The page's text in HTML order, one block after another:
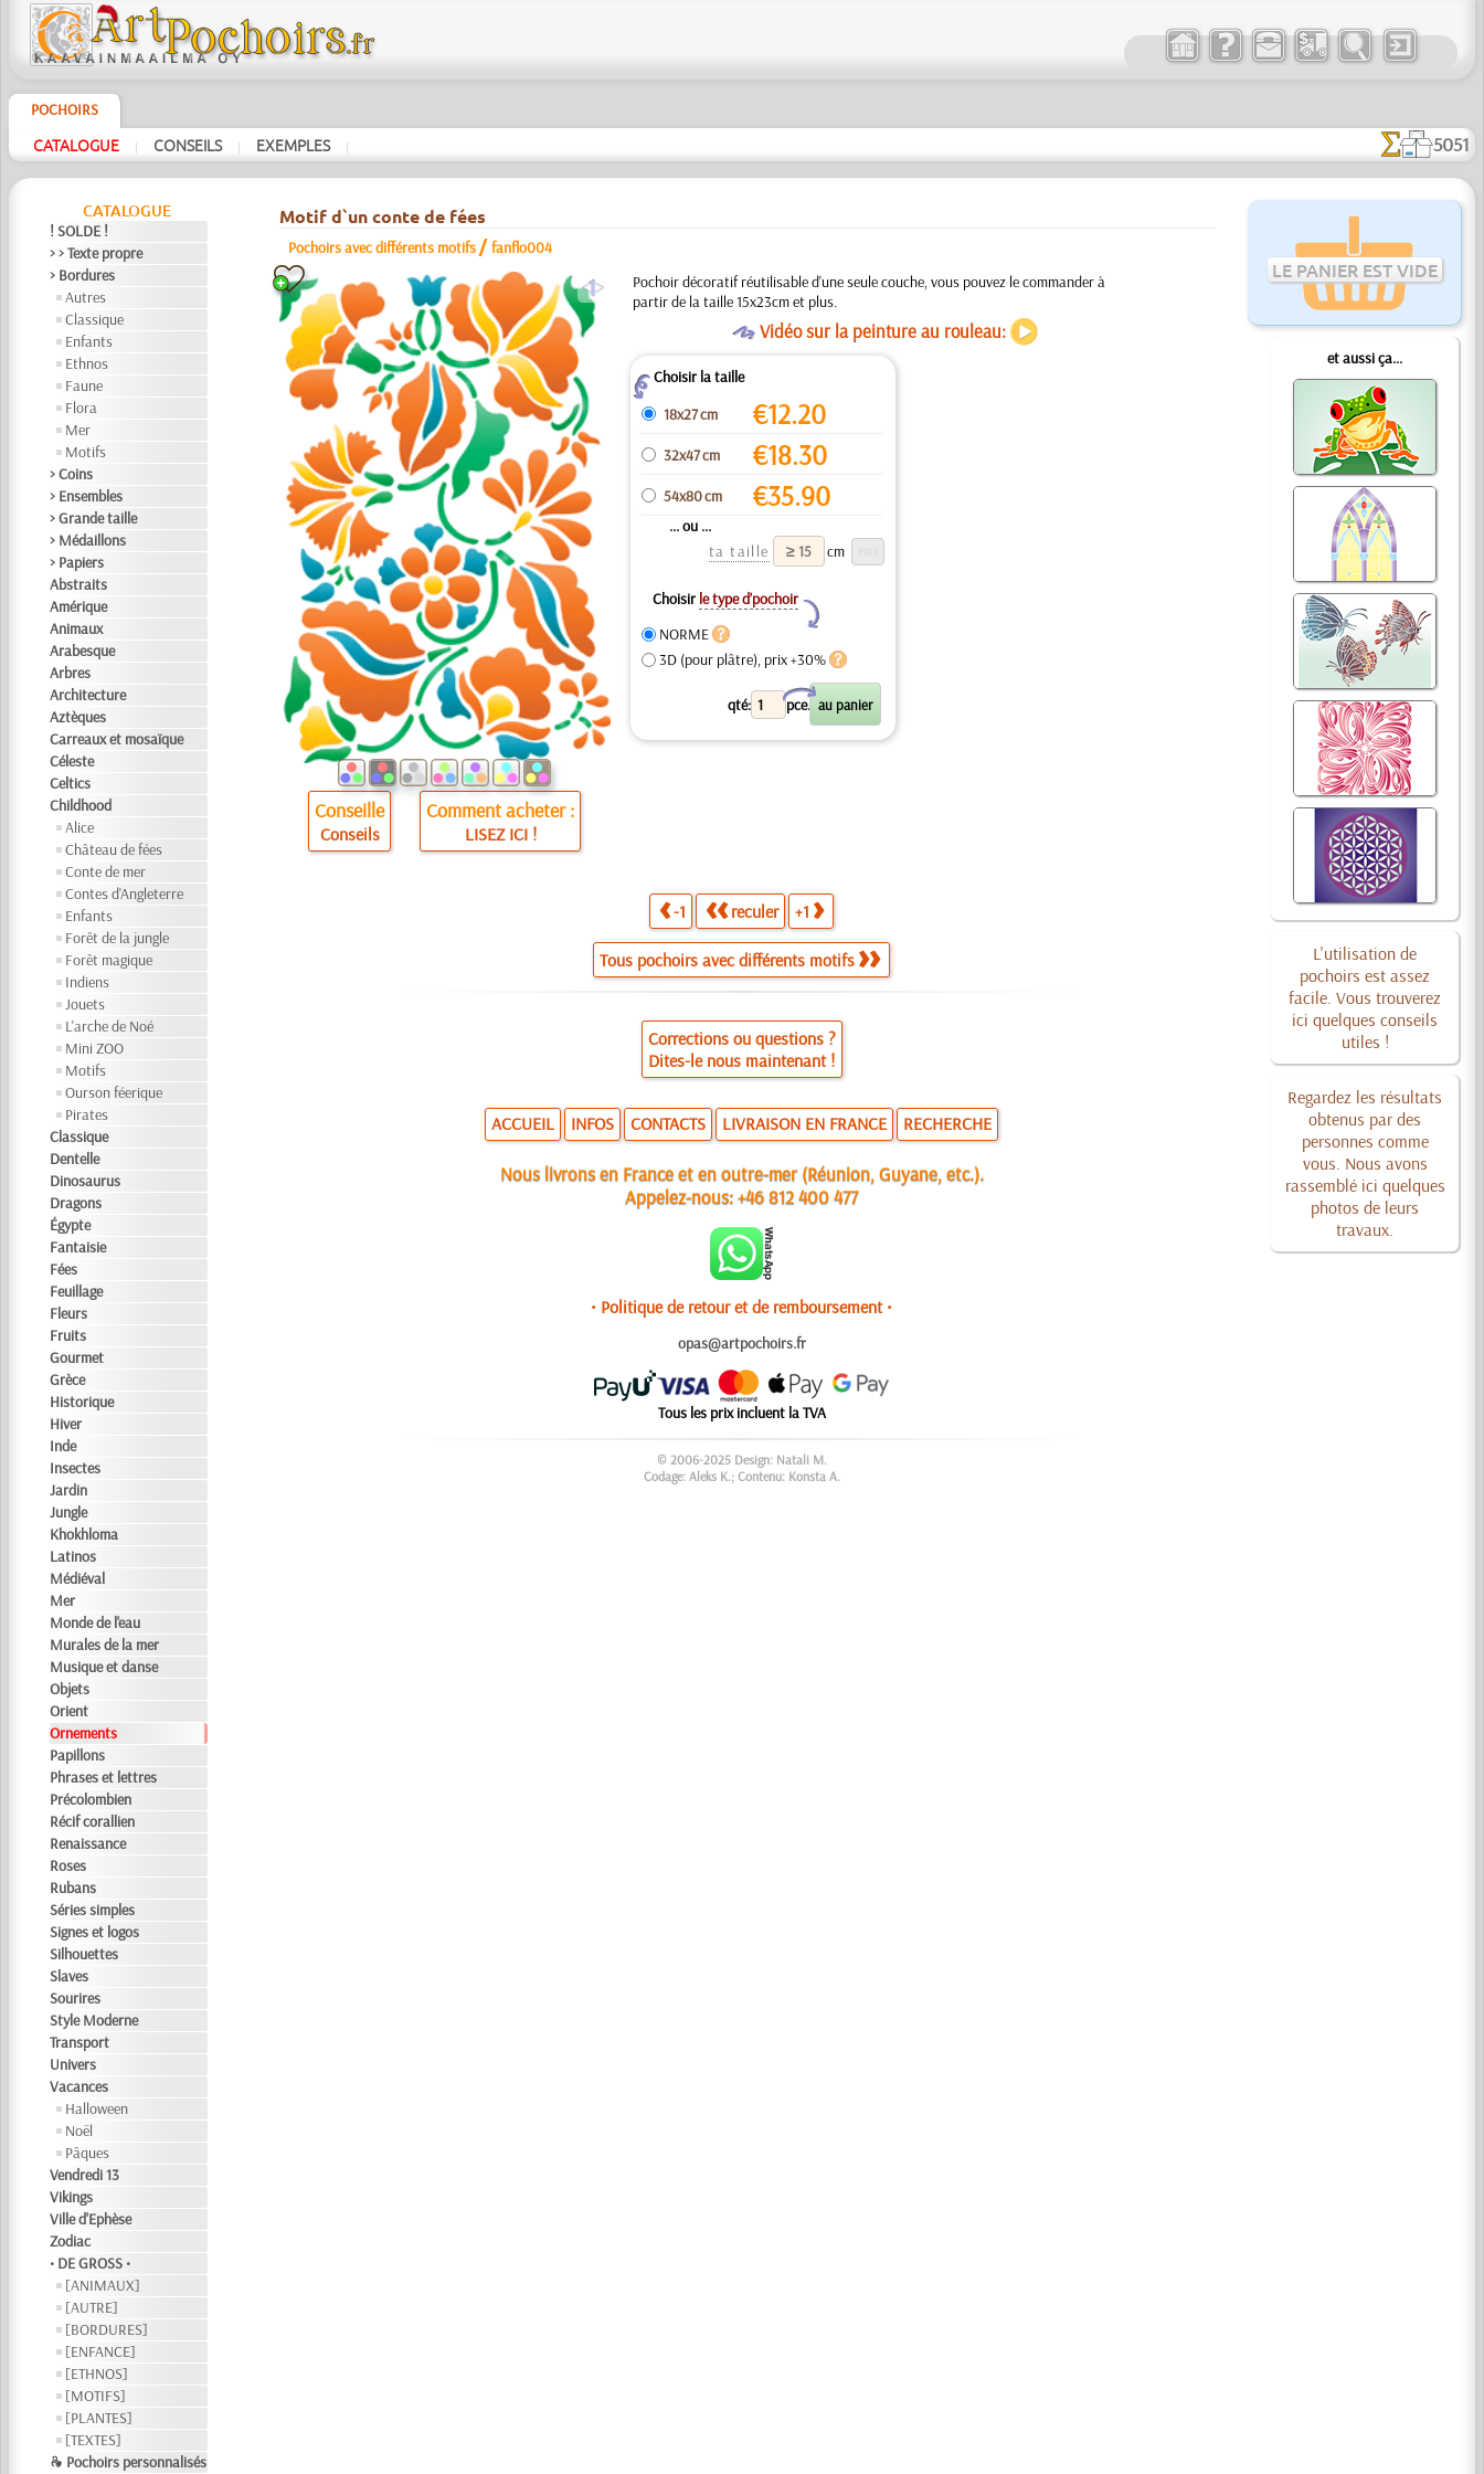
POCHOIRS
CATALOGUE | CONSEILS | EXEMPLES | 5051
CATALOGUE
! SOLDE !
> > Texte propre
> Bordures
Autres
Classique
Enfants
Ethnos
Faune
Flora
Mer
Motifs
> Coins
> Ensembles
> Grande taille
> Médaillons
> Papiers
Abstraits
Amérique
Animaux
Arabesque
Arbres
Architecture
Aztèques
Carreaux et mosaïque
Céleste
Celtics
Childhood
Alice
Château de fées
Conte de mer
Contes d'Angleterre
Enfants
Forêt de la jungle
Forêt magique
Indiens
Jouets
L'arche de Noé
Mini ZOO
Motifs
Ourson féerique
Pirates
Classique
Dentelle
Dinosaurus
Dragons
Égypte
Fantaisie
Fées
Feuillage
Fleurs
Fruits
Gourmet
Grèce
Historique
Hiver
Inde
Insectes
Jardin
Jungle
Khokhloma
Latinos
Médiéval
Mer
Monde de l'eau
Murales de la mer
Musique et danse
Objets
Orient
Ornements
Papillons
Phrases et lettres
Précolombien
Récif corallien
Renaissance
Roses
Rubans
Séries simples
Signes et logos
Silhouettes
Slaves
Sourires
Style Moderne
Transport
Univers
Vacances
Halloween
Noël
Pâques
Vendredi 13
Vikings
Ville d'Ephèse
Zodiac
• DE GROSS •
[ANIMAUX]
[AUTRE]
[BORDURES]
[ENFANCE]
[ETHNOS]
[MOTIFS]
[PLANTES]
[TEXTES]
❧ Pochoirs personnalisés
LE PANIER EST VIDE
et aussi ça...
L'utilisation de
pochoirs est assez
facile. Vous trouverez
ici quelques conseils
utiles !
Regardez les résultats
obtenus par des
personnes comme
vous. Nous avons
rassemblé ici quelques
photos de leurs
travaux.
Motif d`un conte de fées
Pochoirs avec différents motifs /fanflo004
a
Conseille
Conseils
Comment acheter :
LISEZ ICI !
Pochoir décoratif réutilisable d'une seule couche, vous pouvez le commander à
partir de la taille 15x23cm et plus.
OVidéo sur la peinture au rouleau:
ZChoisir la taille
18x27 cm
€12.20
32x47 cm €18.30
54x80 cm €35.90
... ou ...
ta taille
cm
Choisir le type d’pochoir
Y
NORME
3D (pour plâtre), prix +30%
qté: pce.
X
-1 reculer +1
Tous pochoirs avec différents motifs
Corrections ou questions ?
Dites-le nous maintenant !
ACCUEIL INFOS CONTACTS LIVRAISON EN FRANCE RECHERCHE
Nous livrons en France et en outre-mer (Réunion, Guyane, etc.).
Appelez-nous:+46 812 400 477
• Politique de retour et de remboursement •
opas@artpochoirs.fr
Tous les prix incluent la TVA
© 2006-2025 Design: Natali M.
Codage: Aleks K.; Contenu: Konsta A.